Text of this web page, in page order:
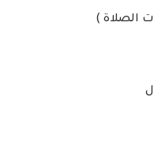
الصلاة )